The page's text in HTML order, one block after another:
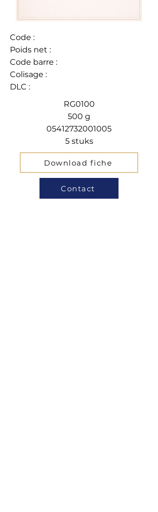
Code :
Poids net :
Code barre :
Colisage :
DLC :
RG0100
500 g
05412732001005
5 stuks
Download fiche
Contact